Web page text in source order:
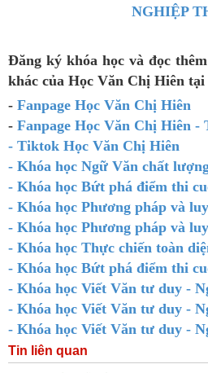
NGHIỆP
Đăng ký khóa học và đọc
khác của Học Văn Chị Hiên tại
- Fanpage Học Văn Chị Hiên
- Fanpage Học Văn Chị Hiên -
- Tiktok Học Văn Chị Hiên
- Khóa học Ngữ Văn chất
- Khóa học Bứt phá điểm thi
- Khóa học Phương pháp và
- Khóa học Phương pháp và
- Khóa học Thực chiến toàn
- Khóa học Bứt phá điểm thi
- Khóa học Viết Văn tư duy -
- Khóa học Viết Văn tư duy -
- Khóa học Viết Văn tư duy -
Tin liên quan